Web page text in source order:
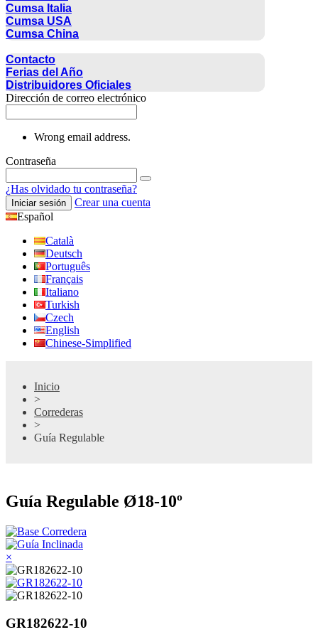
Cumsa Italia
Cumsa USA
Cumsa China
Contacto
Ferias del Año
Distribuidores Oficiales
Dirección de correo electrónico
Wrong email address.
Contraseña
¿Has olvidado tu contraseña?
Iniciar sesión
Crear una cuenta
Español
Català
Deutsch
Português
Français
Italiano
Turkish
Czech
English
Chinese-Simplified
Inicio
>
Correderas
>
Guía Regulable
Guía Regulable Ø18-10º
×
GR182622-10